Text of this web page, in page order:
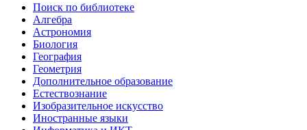
Поиск по библиотеке
Алгебра
Астрономия
Биология
География
Геометрия
Дополнительное образование
Естествознание
Изобразительное искусство
Иностранные языки